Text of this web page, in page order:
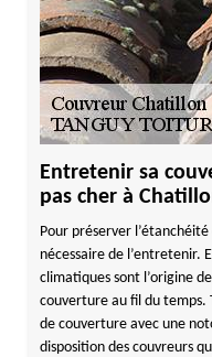
Entretenir sa
pas cher à
Pour préserver
nécessaire de l’entretenir.
climatiques sont l’origine
couverture au fil du temps.
de couverture avec une
disposition des couvreurs